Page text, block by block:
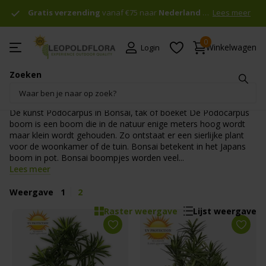
Gratis verzending vanaf €75 naar Nederland & België !
Lees meer
Gratis verzending Nederland & België
Zoeken
Login Winkelwagen
0
Kunst Podocarpus voor buiten
De kunst Podocarpus in Bonsai, tak of boeket De Podocarpus
boom is een boom die in de natuur enige meters hoog wordt
maar klein wordt gehouden. Zo ontstaat er een sierlijke plant
voor de woonkamer of de tuin. Bonsai betekent in het Japans
boom in pot. Bonsai boompjes worden veel...
Lees meer
Weergave 1
2
Raster weergave
Lijst weergave